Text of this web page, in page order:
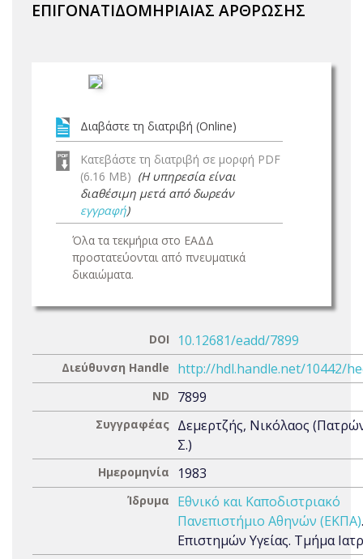
ΕΠΙΓΟΝΑΤΙΔΟΜΗΡΙΑΙΑΣ ΑΡΘΡΩΣΗΣ
Διαβάστε τη διατριβή (Online)
Κατεβάστε τη διατριβή σε μορφή PDF
(6.16 MB) (Η υπηρεσία είναι
διαθέσιμη μετά από δωρεάν
εγγραφή)
Όλα τα τεκμήρια στο ΕΑΔΔ
προστατεύονται από πνευματικά
δικαιώματα.
DOI 10.12681/eadd/7899
Διεύθυνση Handle http://hdl.handle.net/10442/
ND 7899
Συγγραφέας Δεμερτζής, Νικόλαος
Σ.)
Ημερομηνία 1983
Ίδρυμα
Εθνικό και Καποδιστριακό
Πανεπιστήμιο Αθηνών (ΕΚΠΑ)
Επιστημών Υγείας. Τμήμα